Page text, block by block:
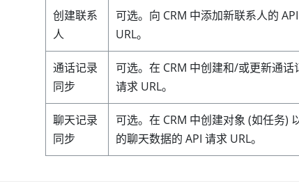
创建联系
人
可选。向 CRM 中添加新联系人的
URL。
通话记录
同步
可选。在 CRM 中创建和/或更新通话
请求 URL。
聊天记录
同步
可选。在 CRM 中创建对象 (如任务)
的聊天数据的 API 请求 URL。